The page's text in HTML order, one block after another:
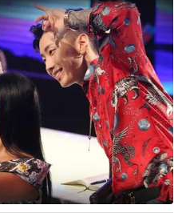
VTV Thể thao
Bất động sản
Tấm lòng Việt
Vươn mình bằng AI